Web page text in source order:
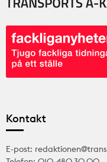
Kontakt
E-post: